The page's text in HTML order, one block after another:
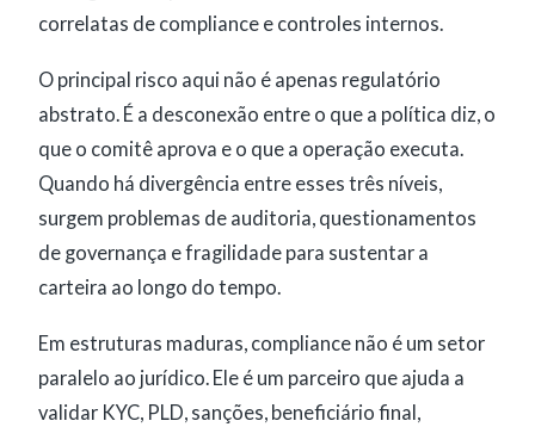
correlatas de compliance e controles internos.
O principal risco aqui não é apenas regulatório
abstrato. É a desconexão entre o que a política diz, o
que o comitê aprova e o que a operação executa.
Quando há divergência entre esses três níveis,
surgem problemas de auditoria, questionamentos
de governança e fragilidade para sustentar a
carteira ao longo do tempo.
Em estruturas maduras, compliance não é um setor
paralelo ao jurídico. Ele é um parceiro que ajuda a
validar KYC, PLD, sanções, beneficiário final,